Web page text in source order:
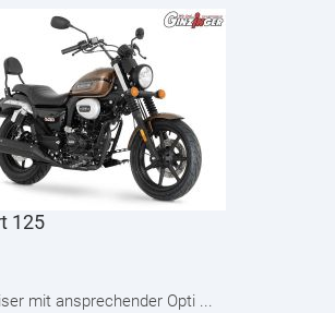
125
mit ansprechender Opti ...